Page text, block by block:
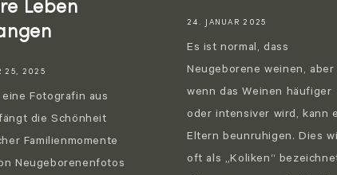
Leben
25, 2025
Fotografin aus
die Schönheit
Familienmomente
Neugeborenenfotos
24. JANUAR 2025
Es ist normal, dass
Neugeborene weinen, aber
wenn das Weinen häufiger
oder intensiver wird, kann
Eltern beunruhigen. Dies
oft als „Koliken“